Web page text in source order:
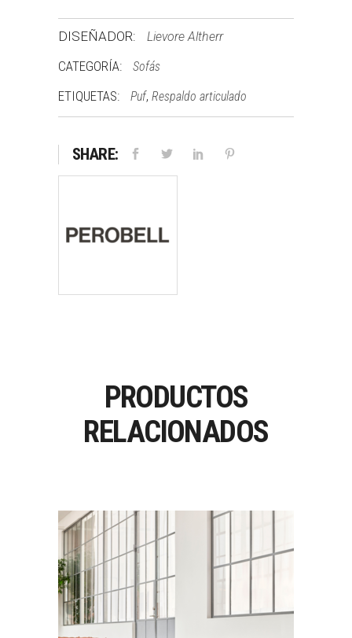
DISEÑADOR: Lievore Altherr
CATEGORÍA: Sofás
ETIQUETAS: Puf, Respaldo articulado
SHARE:
PRODUCTOS
RELACIONADOS
ARBOUR